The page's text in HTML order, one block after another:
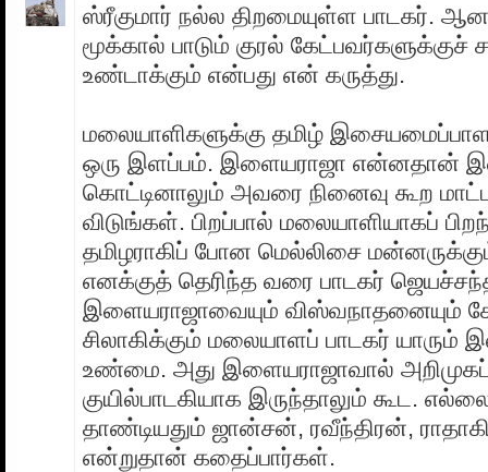
ஸ்ரீகுமார் நல்ல திறமையுள்ள பாடகர்.
மூக்கால் பாடும் குரல் கேட்பவர்களுக்குச்
உண்டாக்கும் என்பது என் கருத்து.
மலையாளிகளுக்கு தமிழ்
ஒரு இளப்பம். இளையராஜா என்னதான்
கொட்டினாலும் அவரை நினைவு கூற
விடுங்கள். பிறப்பால் மலையாளியாகப்
தமிழராகிப் போன மெல்லிசை
எனக்குத் தெரிந்த வரை பாடகர்
இளையராஜாவையும் விஸ்வநாதனையும்
சிலாகிக்கும் மலையாளப் பாடகர்
உண்மை. அது இளையராஜாவால்
குயில்பாடகியாக இருந்தாலும் கூட.
தாண்டியதும் ஜான்சன், ரவீந்திரன்,
என்றுதான் கதைப்பார்கள்.